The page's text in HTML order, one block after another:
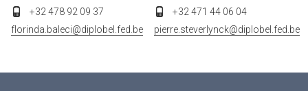
+32 478 92 09 37
florinda.baleci@diplobel.fed.be
+32 471 44 06 04
pierre.steverlynck@diplobel.fed.be